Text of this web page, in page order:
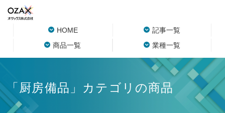
HOME
記事一覧
商品一覧
業種一覧
「厨房備品」カテゴリの商品